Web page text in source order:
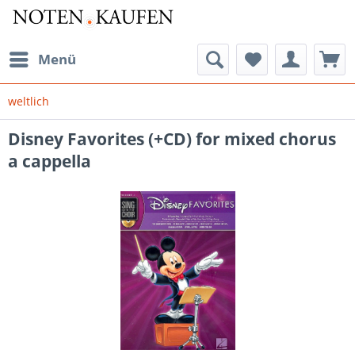
Menü
weltlich
Disney Favorites (+CD) for mixed chorus
a cappella